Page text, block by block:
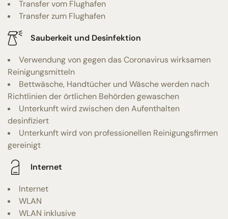
Transfer vom Flughafen
Transfer zum Flughafen
Sauberkeit und Desinfektion
Verwendung von gegen das Coronavirus wirksamen
Reinigungsmitteln
Bettwäsche, Handtücher und Wäsche werden nach
Richtlinien der örtlichen Behörden gewaschen
Unterkunft wird zwischen den Aufenthalten
desinfiziert
Unterkunft wird von professionellen Reinigungsfirmen
gereinigt
Internet
Internet
WLAN
WLAN inklusive